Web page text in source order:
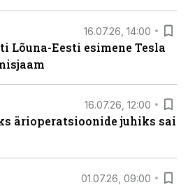
16.07.26, 14:00
Lõuna-Eesti esimene Tesla
16.07.26, 12:00
ärioperatsioonide juhiks sai
01.07.26, 09:00